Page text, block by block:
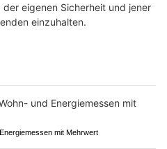
eigenen Sicherheit und jener
einzuhalten.
mit Mehrwert